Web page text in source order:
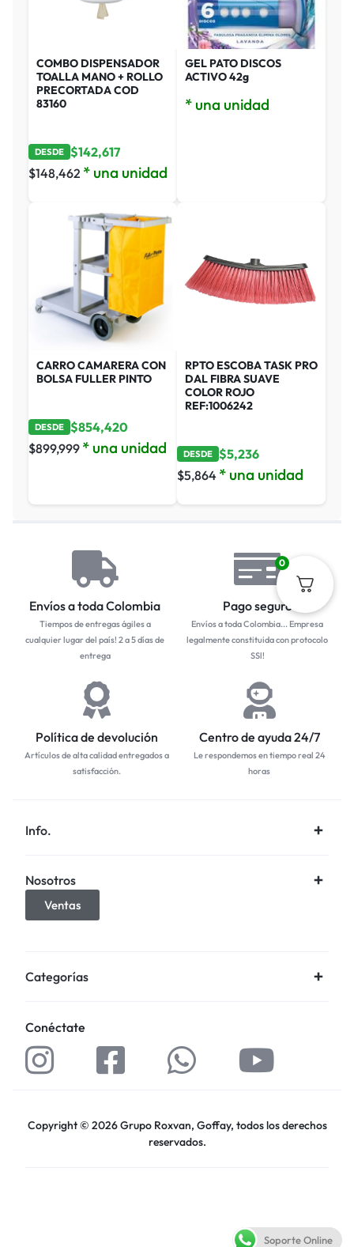
COMBO DISPENSADOR
TOALLA MANO + ROLLO
PRECORTADA COD
83160
DESDE $142,617
$148,462 * una unidad
GEL PATO DISCOS
ACTIVO 42g
* una unidad
CARRO CAMARERA CON
BOLSA FULLER PINTO
DESDE $854,420
$899,999 * una unidad
RPTO ESCOBA TASK PRO
DAL FIBRA SUAVE
COLOR ROJO
REF:1006242
DESDE $5,236
$5,864 * una unidad
Envíos a toda Colombia
Tiempos de entregas ágiles a
cualquier lugar del país! 2 a 5 días de
entrega
Pago seguro
Envíos a toda Colombia... Empresa
legalmente constituida con protocolo
SSl!
Política de devolución
Artículos de alta calidad entregados a
satisfacción.
Centro de ayuda 24/7
Le respondemos en tiempo real 24
horas
Info.
Nosotros
Ventas
Categorías
Conéctate
Copyright © 2026 Grupo Roxvan, Goffay, todos los derechos
reservados.
Soporte Online
0